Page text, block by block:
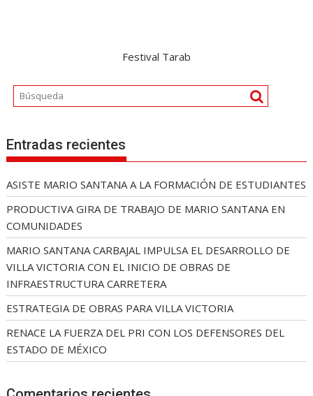
Festival Tarab
Entradas recientes
ASISTE MARIO SANTANA A LA FORMACIÓN DE ESTUDIANTES
PRODUCTIVA GIRA DE TRABAJO DE MARIO SANTANA EN
COMUNIDADES
MARIO SANTANA CARBAJAL IMPULSA EL DESARROLLO DE
VILLA VICTORIA CON EL INICIO DE OBRAS DE
INFRAESTRUCTURA CARRETERA
ESTRATEGIA DE OBRAS PARA VILLA VICTORIA
RENACE LA FUERZA DEL PRI CON LOS DEFENSORES DEL
ESTADO DE MÉXICO